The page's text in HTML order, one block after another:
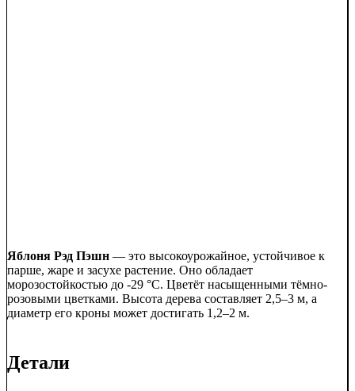
Яблоня Рэд Пэшн — это высокоурожайное, устойчивое к
парше, жаре и засухе растение. Оно обладает
морозостойкостью до -29 °C. Цветёт насыщенными тёмно-
розовыми цветками. Высота дерева составляет 2,5–3 м, а
диаметр его кроны может достигать 1,2–2 м.
Детали